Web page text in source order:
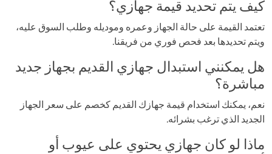
كيف يتم تحديد قيمة جهازي؟
تعتمد القيمة على حالة الجهاز وعمره وموديله وطلب السوق عليه،
ويتم تحديدها بعد فحص فوري من فريقنا.
هل يمكنني استبدال جهازي القديم بجهاز جديد
مباشرة؟
نعم، يمكنك استخدام قيمة جهازك القديم كخصم على سعر الجهاز
الجديد الذي ترغب بشرائه.
ماذا لو كان جهازي يحتوي على عيوب أو